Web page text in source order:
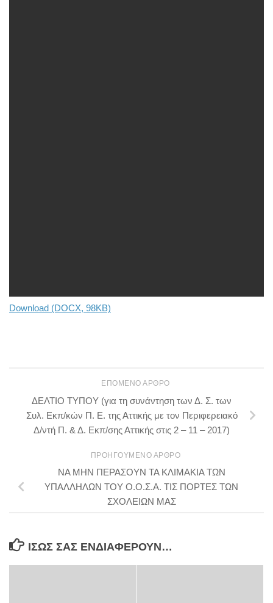
Download (DOCX, 98KB)
ΕΠΌΜΕΝΟ ΆΡΘΡΟ
ΔΕΛΤΙΟ ΤΥΠΟΥ (για τη συνάντηση των Δ. Σ. των
Συλ. Εκπ/κών Π. Ε. της Αττικής με τον Περιφερειακό
Δ/ντή Π. & Δ. Εκπ/σης Αττικής στις 2 – 11 – 2017)
ΠΡΟΗΓΟΎΜΕΝΟ ΆΡΘΡΟ
ΝΑ ΜΗΝ ΠΕΡΑΣΟΥΝ ΤΑ ΚΛΙΜΑΚΙΑ ΤΩΝ
ΥΠΑΛΛΗΛΩΝ ΤΟΥ Ο.Ο.Σ.Α. ΤΙΣ ΠΟΡΤΕΣ ΤΩΝ
ΣΧΟΛΕΙΩΝ ΜΑΣ
ΊΣΩΣ ΣΑΣ ΕΝΔΙΑΦΈΡΟΥΝ…